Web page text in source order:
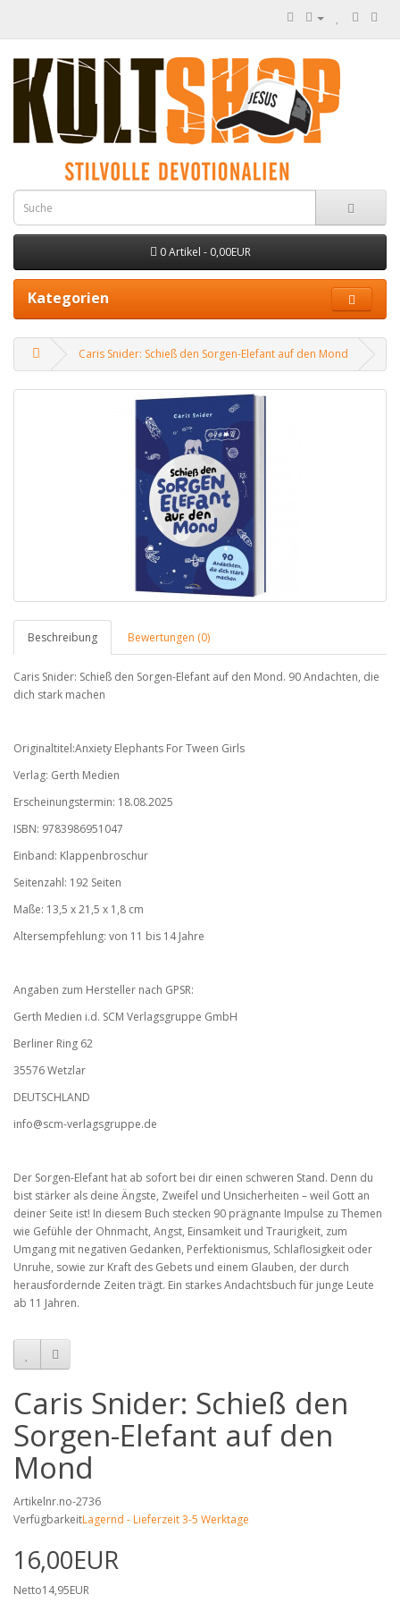
0 Artikel - 0,00EUR
Kategorien
Caris Snider: Schieß den Sorgen-Elefant auf den Mond
Beschreibung Bewertungen (0)
Caris Snider: Schieß den Sorgen-Elefant auf den Mond. 90 Andachten, die
dich stark machen
Originaltitel:Anxiety Elephants For Tween Girls
Verlag: Gerth Medien
Erscheinungstermin: 18.08.2025
ISBN: 9783986951047
Einband: Klappenbroschur
Seitenzahl: 192 Seiten
Maße: 13,5 x 21,5 x 1,8 cm
Altersempfehlung: von 11 bis 14 Jahre
Angaben zum Hersteller nach GPSR:
Gerth Medien i.d. SCM Verlagsgruppe GmbH
Berliner Ring 62
35576 Wetzlar
DEUTSCHLAND
info@scm-verlagsgruppe.de
Der Sorgen-Elefant hat ab sofort bei dir einen schweren Stand. Denn du
bist stärker als deine Ängste, Zweifel und Unsicherheiten – weil Gott an
deiner Seite ist! In diesem Buch stecken 90 prägnante Impulse zu Themen
wie Gefühle der Ohnmacht, Angst, Einsamkeit und Traurigkeit, zum
Umgang mit negativen Gedanken, Perfektionismus, Schlaflosigkeit oder
Unruhe, sowie zur Kraft des Gebets und einem Glauben, der durch
herausfordernde Zeiten trägt. Ein starkes Andachtsbuch für junge Leute
ab 11 Jahren.
Caris Snider: Schieß den
Sorgen-Elefant auf den
Mond
Artikelnr.no-2736
VerfügbarkeitLagernd - Lieferzeit 3-5 Werktage
16,00EUR
Netto14,95EUR